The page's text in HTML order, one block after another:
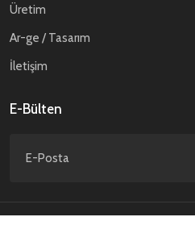
Üretim
Ar-ge / Tasarım
İletişim
E-Bülten